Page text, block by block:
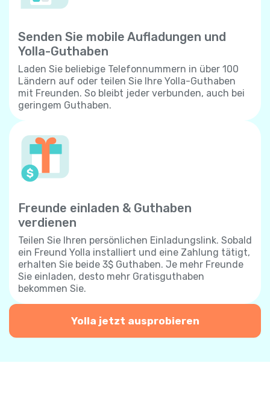
Senden Sie mobile Aufladungen und
Yolla-Guthaben
Laden Sie beliebige Telefonnummern in über 100
Ländern auf oder teilen Sie Ihre Yolla-Guthaben
mit Freunden. So bleibt jeder verbunden, auch bei
geringem Guthaben.
Freunde einladen & Guthaben
verdienen
Teilen Sie Ihren persönlichen Einladungslink. Sobald
ein Freund Yolla installiert und eine Zahlung tätigt,
erhalten Sie beide 3$ Guthaben. Je mehr Freunde
Sie einladen, desto mehr Gratisguthaben
bekommen Sie.
Yolla jetzt ausprobieren